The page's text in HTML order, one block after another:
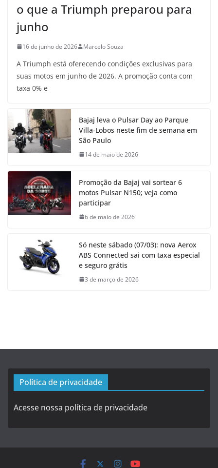
o que a Triumph preparou para
junho
16 de junho de 2026 Marcelo Souza
A Triumph está oferecendo condições exclusivas para
suas motos em junho de 2026. A promoção conta com
taxa 0% e
Bajaj leva o Pulsar Day ao Parque
Villa-Lobos neste fim de semana em
São Paulo
14 de maio de 2026
Promoção da Bajaj vai sortear 6
motos Pulsar N150; veja como
participar
6 de maio de 2026
Só neste sábado (07/03): nova Aerox
ABS Connected sai com taxa especial
e seguro grátis
3 de março de 2026
Política de privacidade
Acesse nossa política de privacidade